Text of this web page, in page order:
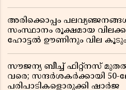
അരിക്കൊപ്പം
സംസ്ഥാനം രൂക്ഷമായ
ഹോട്ടൽ ഊണിനും വില
സൗജന്യ ബീച്ച് ഫിറ്റ്നസ്
വരെ; സന്ദർശകർക്കായി 50-
പരിപാടികളൊരുക്കി ഷാർജ